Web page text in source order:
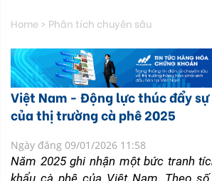
Home > Phân tích chuyên sâu
Việt Nam - Động lực thúc đẩy
của thị trường cà phê 2025
Ngày đăng 09/01/2026 11:58
Năm 2025 ghi nhận một bức tranh